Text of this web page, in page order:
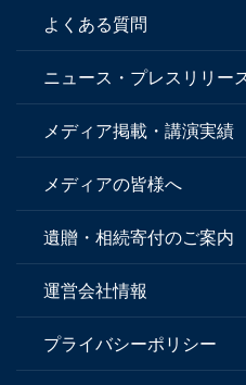
よくある質問
ニュース・プレスリリー
メディア掲載・講演実績
メディアの皆様へ
遺贈・相続寄付のご案内
運営会社情報
プライバシーポリシー